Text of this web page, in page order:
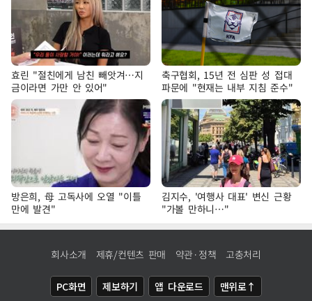
효린 "절친에게 남친 빼앗겨…지
금이라면 가만 안 있어"
축구협회, 15년 전 심판 성 접대
파문에 "현재는 내부 지침 준수"
방은희, 母 고독사에 오열 "이틀
만에 발견"
김지수, '여행사 대표' 변신 근황
"가볼 만하니…"
회사소개 제휴/컨텐츠 판매 약관·정책 고충처리
PC화면 제보하기 앱 다운로드 맨위로↑